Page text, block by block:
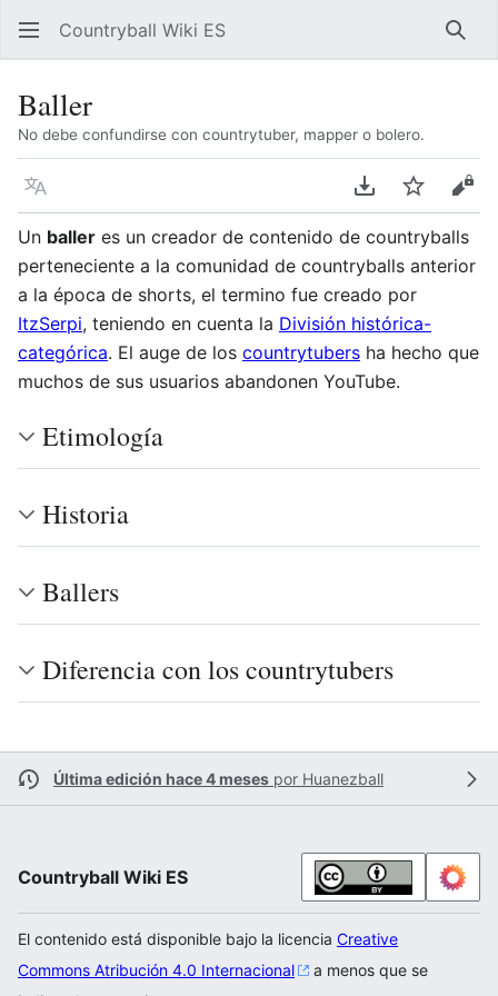
Countryball Wiki ES
Baller
No debe confundirse con countrytuber, mapper o bolero.
Idioma Descargar en
VigilarVer
Un baller es un creador de contenido de countryballs
perteneciente a la comunidad de countryballs anterior
a la época de shorts, el termino fue creado por
ItzSerpi, teniendo en cuenta la División histórica-
categórica. El auge de los countrytubers ha hecho que
muchos de sus usuarios abandonen YouTube.
Etimología
Historia
Ballers
Diferencia con los countrytubers
Última edición hace 4 meses por Huanezball
Countryball Wiki ES
El contenido está disponible bajo la licencia Creative
Commons Atribución 4.0 Internacional
a menos que se